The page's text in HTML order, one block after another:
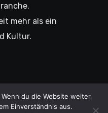
mehr als ein
Kultur.
du die Website weiter
Einverständnis aus.